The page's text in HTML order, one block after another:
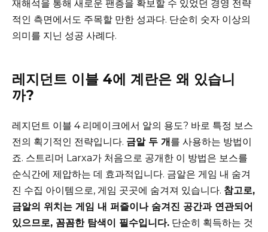
재해석을 통해 새로운 팬층을 확보할 수 있었던 경영 전략
적인 측면에서도 주목할 만한 성과다. 단순히 숫자 이상의
의미를 지닌 성공 사례다.
레지던트 이블 4에 계란은 왜 있습니
까?
레지던트 이블 4 리메이크에서 알의 용도? 바로 특정 보스
전의 획기적인 전략입니다. 금알 두 개를 사용하는 방법이
죠. 스트리머 Larxa가 처음으로 공개한 이 방법은 보스를
순식간에 제압하는 데 효과적입니다. 금알은 게임 내 숨겨
진 수집 아이템으로, 게임 곳곳에 숨겨져 있습니다. 참고로,
금알의 위치는 게임 내 퍼즐이나 숨겨진 공간과 연관되어
있으므로, 꼼꼼한 탐색이 필수입니다. 단순히 획득하는 것